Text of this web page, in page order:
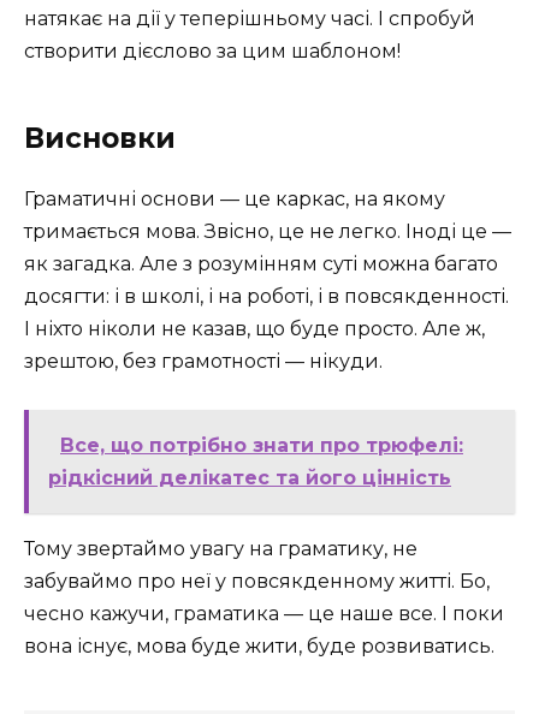
натякає на дії у теперішньому часі. І спробуй
створити дієслово за цим шаблоном!
Висновки
Граматичні основи — це каркас, на якому
тримається мова. Звісно, це не легко. Іноді це —
як загадка. Але з розумінням суті можна багато
досягти: і в школі, і на роботі, і в повсякденності.
І ніхто ніколи не казав, що буде просто. Але ж,
зрештою, без грамотності — нікуди.
Все, що потрібно знати про трюфелі:
рідкісний делікатес та його цінність
Тому звертаймо увагу на граматику, не
забуваймо про неї у повсякденному житті. Бо,
чесно кажучи, граматика — це наше все. І поки
вона існує, мова буде жити, буде розвиватись.